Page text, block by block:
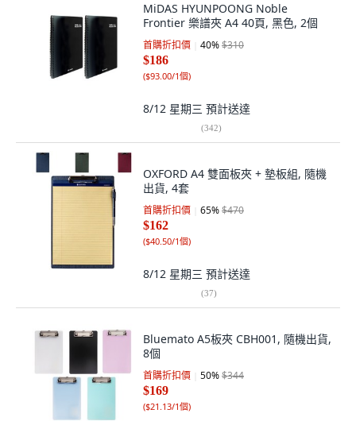
MiDAS HYUNPOONG Noble
Frontier 樂譜夾 A4 40頁, 黑色, 2個
首購折扣價 40%$310
$186
($93.00/1個)
8/12 星期三 預計送達
(342)
OXFORD A4 雙面板夾 + 墊板組, 隨機
出貨, 4套
首購折扣價 65%$470
$162
($40.50/1個)
8/12 星期三 預計送達
(37)
Bluemato A5板夾 CBH001, 隨機出貨,
8個
首購折扣價 50%$344
$169
($21.13/1個)